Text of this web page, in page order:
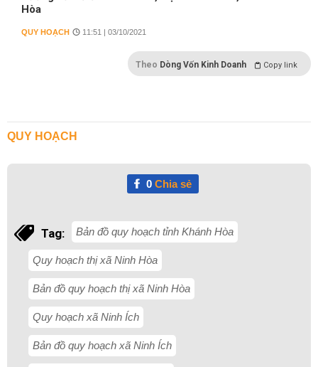
Hòa
QUY HOẠCH 11:51 | 03/10/2021
Theo Dòng Vốn Kinh Doanh Copy link
QUY HOẠCH
0Chia sẻ
Tag: Bản đồ quy hoạch tỉnh Khánh Hòa
Quy hoạch thị xã Ninh Hòa
Bản đồ quy hoạch thị xã Ninh Hòa
Quy hoạch xã Ninh Ích
Bản đồ quy hoạch xã Ninh Ích